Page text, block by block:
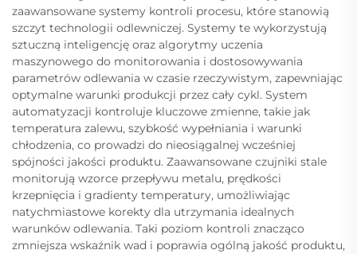
zaawansowane systemy kontroli procesu, które stanowią
szczyt technologii odlewniczej. Systemy te wykorzystują
sztuczną inteligencję oraz algorytmy uczenia
maszynowego do monitorowania i dostosowywania
parametrów odlewania w czasie rzeczywistym, zapewniając
optymalne warunki produkcji przez cały cykl. System
automatyzacji kontroluje kluczowe zmienne, takie jak
temperatura zalewu, szybkość wypełniania i warunki
chłodzenia, co prowadzi do nieosiągalnej wcześniej
spójności jakości produktu. Zaawansowane czujniki stale
monitorują wzorce przepływu metalu, prędkości
krzepnięcia i gradienty temperatury, umożliwiając
natychmiastowe korekty dla utrzymania idealnych
warunków odlewania. Taki poziom kontroli znacząco
zmniejsza wskaźnik wad i poprawia ogólną jakość produktu,